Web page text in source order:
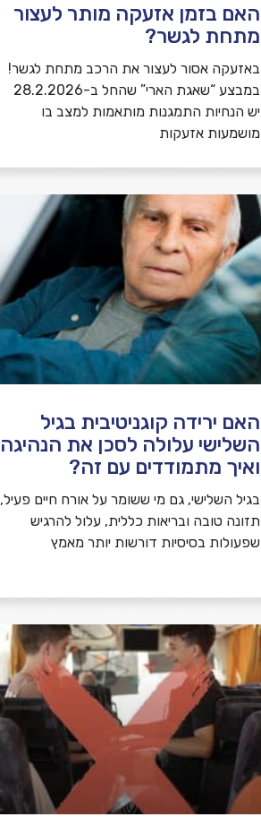
האם בזמן אזעקה מותר לעצור
מתחת לגשר?
באזעקה אסור לעצור את הרכב מתחת לגשר!
במבצע “שאגת הארי” שהחל ב-28.2.2026
יש הנחיות התמגנות מותאמות למצב בו
מושמעות אזעקות
האם ירידה קוגניטיבית בגיל
השלישי עלולה לסכן את הנהיגה
ואיך מתמודדים עם זה?
בגיל השלישי, גם מי ששומר על אורח חיים פעיל,
תזונה טובה ובריאות כללית, עלול להרגיש
שפעולות בסיסיות דורשות יותר מאמץ